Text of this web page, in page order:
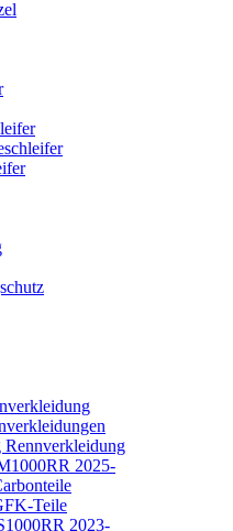
2025-
Teile
2023-